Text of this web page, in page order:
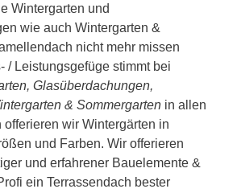
Wintergarten und
wie auch Wintergarten &
nicht mehr missen
/ Leistungsgefüge stimmt bei
Glasüberdachungen,
& Sommergarten in allen
offerieren wir Wintergärten in
und Farben. Wir offerieren
und erfahrener Bauelemente &
ein Terrassendach bester